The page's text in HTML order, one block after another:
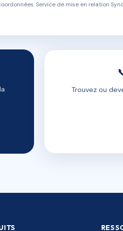
Service de mise en relation
Trouvez ou